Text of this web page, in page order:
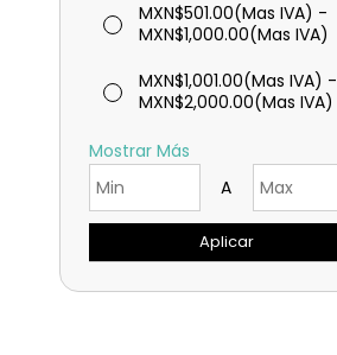
MXN$501.00(Mas IVA) -
MXN$1,000.00(Mas IVA)
MXN$1,001.00(Mas IVA) -
MXN$2,000.00(Mas IVA)
Mostrar Más
A
Aplicar